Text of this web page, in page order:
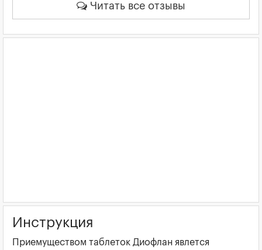
Читать все отзывы
Инструкция
Приемуществом таблеток Диофлан явлется